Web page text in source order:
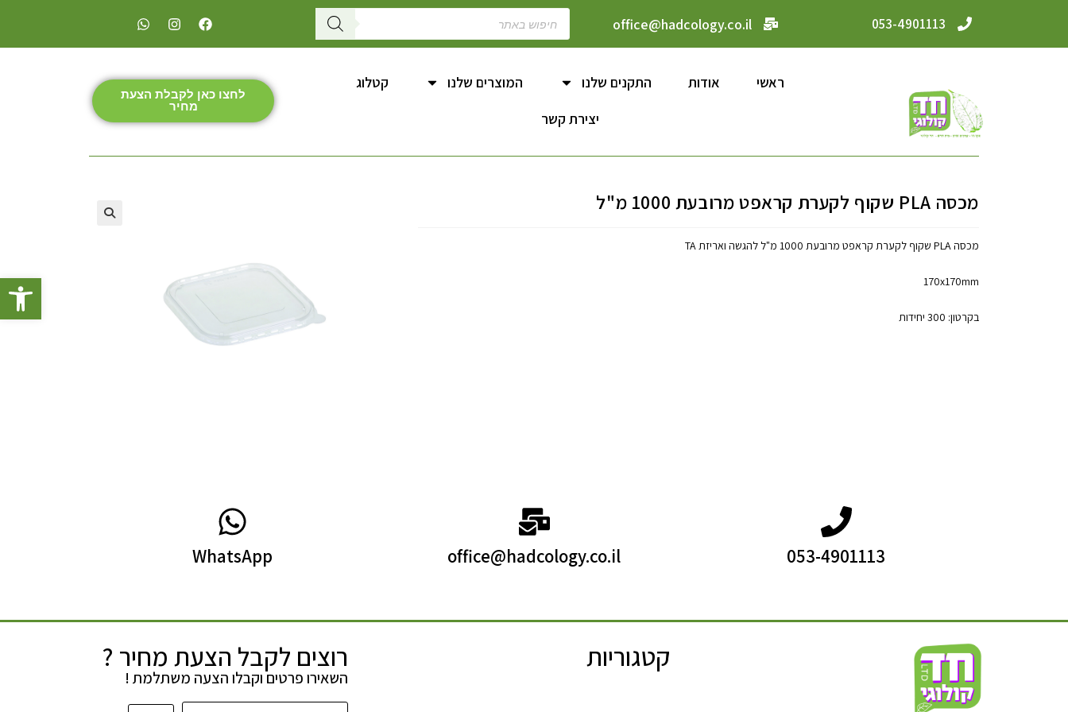
053-4901113
office@hadcology.co.il
ראשי אודות התקנים שלנו המוצרים שלנו
קטלוג
יצירת קשר
לחצו כאן לקבלת הצעת
מחיר
מכסה PLA שקוף לקערת קראפט מרובעת 1000 מ"ל
מכסה PLA שקוף לקערת קראפט מרובעת 1000 מ"ל להגשה ואריזת TA
170x170mm
בקרטון: 300 יחידות
053-4901113
office@hadcology.co.il
WhatsApp
קטגוריות רוצים לקבל הצעת מחיר ?
השאירו פרטים וקבלו הצעה משתלמת !